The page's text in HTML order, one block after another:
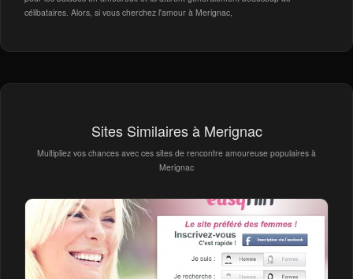
célibataires. Alors, si vous cherchez l'amour à Merignac,
Sites Similaires à Merignac
Multipliez vos chances avec ces sites de rencontre amoureuse populaires à
Merignac